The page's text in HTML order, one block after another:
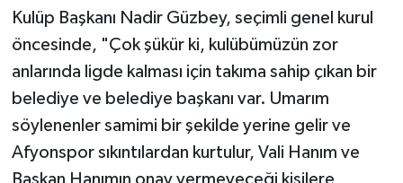
Kulüp Başkanı Nadir Güzbey, seçimli genel kurul
öncesinde, "Çok şükür ki, kulübümüzün zor
anlarında ligde kalması için takıma sahip çıkan bir
belediye ve belediye başkanı var. Umarım
söylenenler samimi bir şekilde yerine gelir ve
Afyonspor sıkıntılardan kurtulur, Vali Hanım ve
Başkan Hanımın onay vermeyeceği kişilere